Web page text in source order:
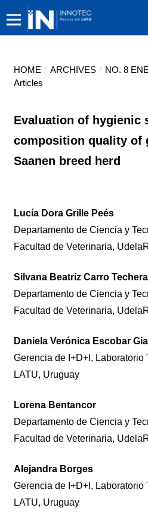
HOME / ARCHIVES / NO. 8
Articles
Evaluation of hygienic
composition quality of
Saanen breed herd
Lucía Dora Grille Peés
Departamento de Ciencia y
Facultad de Veterinaria,
Silvana Beatriz Carro Techera
Departamento de Ciencia y
Facultad de Veterinaria,
Daniela Verónica Escobar
Gerencia de I+D+I, Laboratorio
LATU, Uruguay
Lorena Bentancor
Departamento de Ciencia y
Facultad de Veterinaria,
Alejandra Borges
Gerencia de I+D+I, Laboratorio
LATU, Uruguay